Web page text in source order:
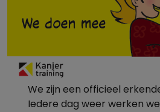
We zijn een officieel
Iedere dag weer werken